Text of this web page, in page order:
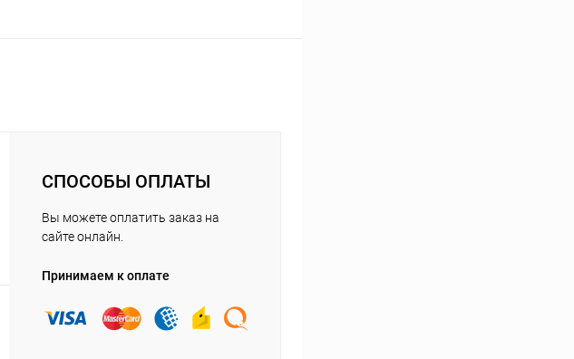
СПОСОБЫ ОПЛАТЫ
Вы можете оплатить заказ на
сайте онлайн.
Принимаем к оплате